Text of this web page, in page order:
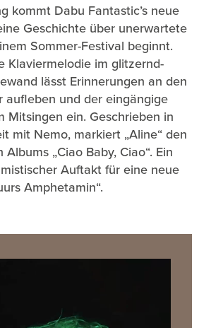
kommt Dabu Fantastic’s neue
Geschichte über unerwartete
Sommer-Festival beginnt.
Klaviermelodie im glitzernd-
lässt Erinnerungen an den
aufleben und der eingängige
Mitsingen ein. Geschrieben in
mit Nemo, markiert „Aline“ den
„Ciao Baby, Ciao“. Ein
Auftakt für eine neue
Amphetamin“.